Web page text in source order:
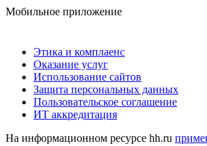
Мобильное приложение
Этика и комплаенс
Оказание услуг
Использование сайтов
Защита персональных данных
Пользовательское соглашение
ИТ аккредитация
На информационном ресурсе hh.ru